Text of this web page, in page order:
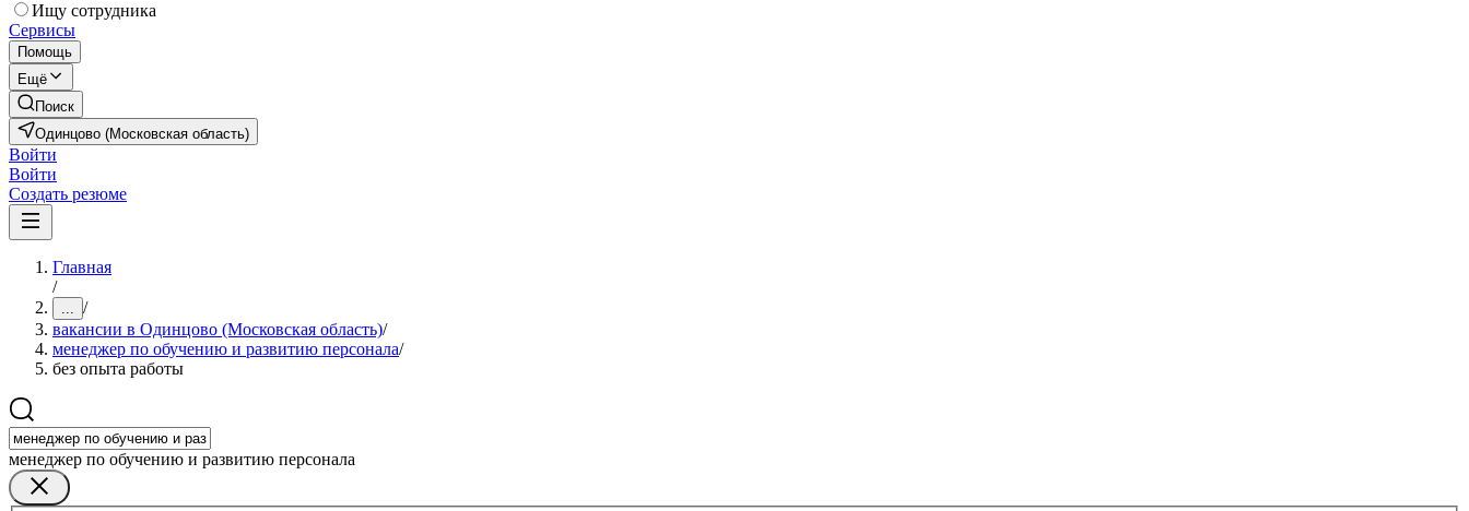
Ищу сотрудника
Сервисы
Помощь
Ещё
Поиск
Одинцово (Московская область)
Войти
Войти
Создать резюме
Главная
/
... /
вакансии в Одинцово (Московская область)/
менеджер по обучению и развитию персонала/
без опыта работы
менеджер по обучению и развитию персонала